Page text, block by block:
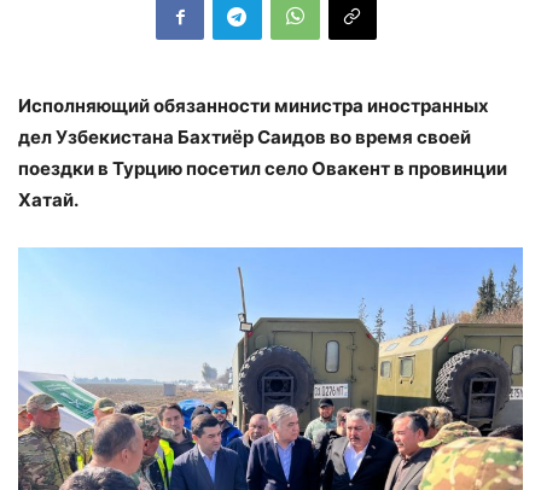
Исполняющий обязанности министра иностранных
дел Узбекистана Бахтиёр Саидов во время своей
поездки в Турцию посетил село Овакент в провинции
Хатай.